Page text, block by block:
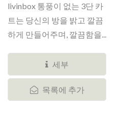
livinbox 통풍이 없는 3단 카
트는 당신의 방을 밝고 깔끔
하게 만들어주며, 깔끔함을...
세부
목록에 추가